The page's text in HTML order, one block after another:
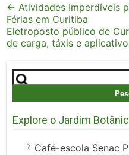
Post
navigation
← Atividades Imperdíveis
Férias em Curitiba
Eletroposto público de
de carga, táxis e
Pesquisar
por:
Explore o Jardim
Café-escola Senac